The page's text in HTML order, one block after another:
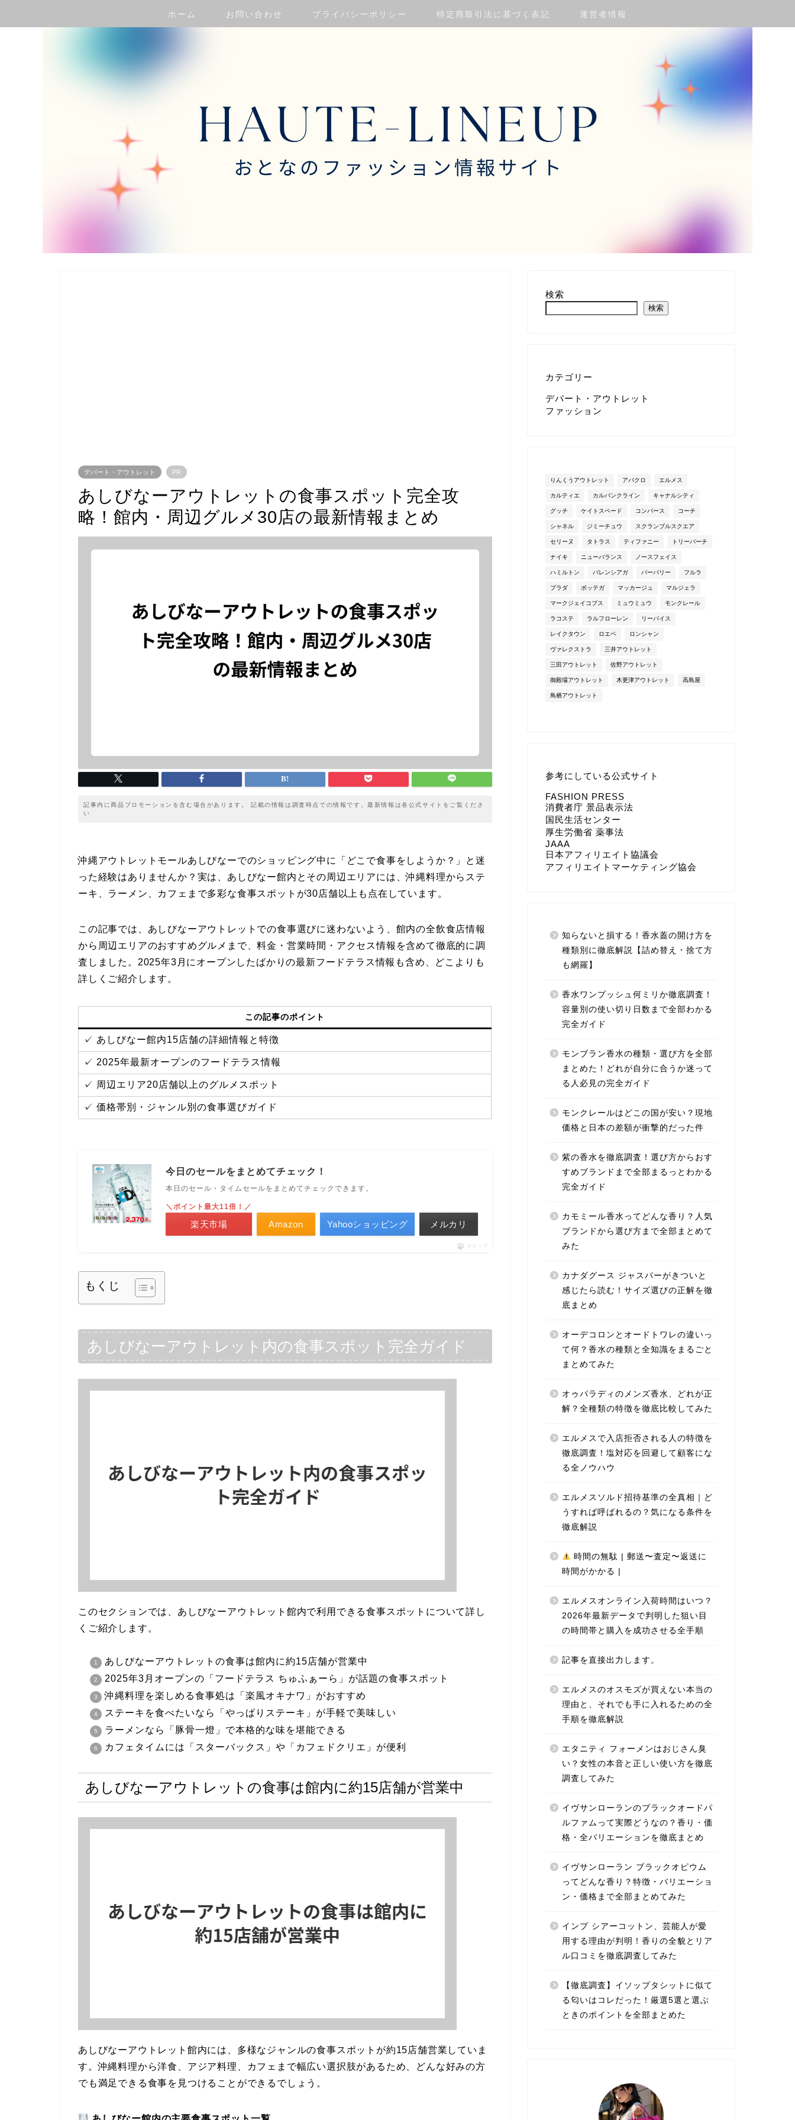
ホーム お問い合わせ プライバシーポリシー 特定商取引法に基づく表記 運営者情報
デパート・アウトレット PR
あしびなーアウトレットの食事スポット完全攻
略！館内・周辺グルメ30店の最新情報まとめ
記事内に商品プロモーションを含む場合があります。 記載の情報は調査時点での情報です。最新情報は各公式サイトをご覧くださ
い
沖縄アウトレットモールあしびなーでのショッピング中に「どこで食事をしようか？」と迷
った経験はありませんか？実は、あしびなー館内とその周辺エリアには、沖縄料理からステ
ーキ、ラーメン、カフェまで多彩な食事スポットが30店舗以上も点在しています。
この記事では、あしびなーアウトレットでの食事選びに迷わないよう、館内の全飲食店情報
から周辺エリアのおすすめグルメまで、料金・営業時間・アクセス情報を含めて徹底的に調
査しました。2025年3月にオープンしたばかりの最新フードテラス情報も含め、どこよりも
詳しくご紹介します。
この記事のポイント
✓ あしびなー館内15店舗の詳細情報と特徴
✓ 2025年最新オープンのフードテラス情報
✓ 周辺エリア20店舗以上のグルメスポット
✓ 価格帯別・ジャンル別の食事選びガイド
今日のセールをまとめてチェック！
本日のセール・タイムセールをまとめてチェックできます。
Amazon
＼ポイント最大11倍！／
楽天市場 Yahooショッピング メルカリ
ポチップ
もくじ
あしびなーアウトレット内の食事スポット完全ガイド
このセクションでは、あしびなーアウトレット館内で利用できる食事スポットについて詳し
くご紹介します。
あしびなーアウトレットの食事は館内に約15店舗が営業中
2025年3月オープンの「フードテラス ちゅふぁーら」が話題の食事スポット
沖縄料理を楽しめる食事処は「楽風オキナワ」がおすすめ
ステーキを食べたいなら「やっぱりステーキ」が手軽で美味しい
ラーメンなら「豚骨一燈」で本格的な味を堪能できる
カフェタイムには「スターバックス」や「カフェドクリエ」が便利
あしびなーアウトレットの食事は館内に約15店舗が営業中
あしびなーアウトレット館内には、多様なジャンルの食事スポットが約15店舗営業していま
す。沖縄料理から洋食、アジア料理、カフェまで幅広い選択肢があるため、どんな好みの方
でも満足できる食事を見つけることができるでしょう。
検索
検索
カテゴリー
デパート・アウトレット
ファッション
りんくうアウトレット アバクロ エルメス
カルティエ カルバンクライン キャナルシティ
グッチ ケイトスペード コンバース コーチ
シャネル ジミーチュウ スクランブルスクエア
セリーヌ タトラス ティファニー トリーバーチ
ナイキ ニューバランス ノースフェイス
ハミルトン バレンシアガ バーバリー フルラ
プラダ ボッテガ マッカージュ マルジェラ
マークジェイコブス ミュウミュウ モンクレール
ラコステ ラルフローレン リーバイス
レイクタウン ロエベ ロンシャン
ヴァレクストラ 三井アウトレット
三田アウトレット 佐野アウトレット
御殿場アウトレット 木更津アウトレット 高島屋
鳥栖アウトレット
参考にしている公式サイト
FASHION PRESS
消費者庁 景品表示法
国民生活センター
厚生労働省 薬事法
JAAA
日本アフィリエイト協議会
アフィリエイトマーケティング協会
知らないと損する！香水蓋の開け方を
種類別に徹底解説【詰め替え・捨て方
も網羅】
香水ワンプッシュ何ミリか徹底調査！
容量別の使い切り日数まで全部わかる
完全ガイド
モンブラン香水の種類・選び方を全部
まとめた！どれが自分に合うか迷って
る人必見の完全ガイド
モンクレールはどこの国が安い？現地
価格と日本の差額が衝撃的だった件
紫の香水を徹底調査！選び方からおす
すめブランドまで全部まるっとわかる
完全ガイド
カモミール香水ってどんな香り？人気
ブランドから選び方まで全部まとめて
みた
カナダグース ジャスパーがきついと
感じたら読む！サイズ選びの正解を徹
底まとめ
オーデコロンとオードトワレの違いっ
て何？香水の種類と全知識をまるごと
まとめてみた
オゥパラディのメンズ香水、どれが正
解？全種類の特徴を徹底比較してみた
エルメスで入店拒否される人の特徴を
徹底調査！塩対応を回避して顧客にな
る全ノウハウ
エルメスソルド招待基準の全真相｜ど
うすれば呼ばれるの？気になる条件を
徹底解説
時間の無駄 | 郵送〜査定〜返送に
時間がかかる |
エルメスオンライン入荷時間はいつ？
2026年最新データで判明した狙い目
の時間帯と購入を成功させる全手順
記事を直接出力します。
エルメスのオスモズが買えない本当の
理由と、それでも手に入れるための全
手順を徹底解説
エタニティ フォーメンはおじさん臭
い？女性の本音と正しい使い方を徹底
調査してみた
イヴサンローランのブラックオードパ
ルファムって実際どうなの？香り・価
格・全バリエーションを徹底まとめ
イヴサンローラン ブラックオピウム
ってどんな香り？特徴・バリエーショ
ン・価格まで全部まとめてみた
インプ シアーコットン、芸能人が愛
用する理由が判明！香りの全貌とリア
ル口コミを徹底調査してみた
【徹底調査】イソップタシットに似て
る匂いはコレだった！厳選5選と選ぶ
ときのポイントを全部まとめた